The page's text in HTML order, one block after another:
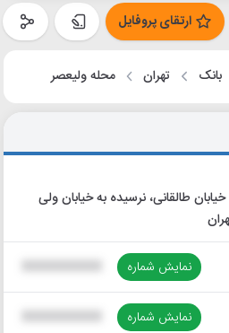
ارتقای پروفایل
بانک تهران محله ولیعصر
ولیعصر، خیابان طالقانی، نرسیده به خیابان ولی
نمایش شماره
نمایش شماره